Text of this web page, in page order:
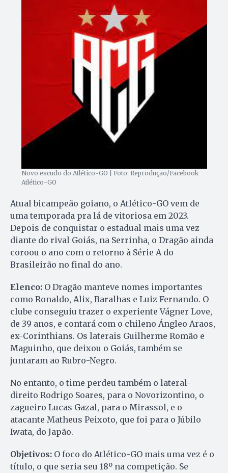
Novo escudo do Atlético-GO | Foto: Reprodução/Facebook
Atlético-GO
Atual bicampeão goiano, o Atlético-GO vem de
uma temporada pra lá de vitoriosa em 2023.
Depois de conquistar o estadual mais uma vez
diante do rival Goiás, na Serrinha, o Dragão ainda
coroou o ano com o retorno à Série A do
Brasileirão no final do ano.
Elenco: O Dragão manteve nomes importantes
como Ronaldo, Alix, Baralhas e Luiz Fernando. O
clube conseguiu trazer o experiente Vágner Love,
de 39 anos, e contará com o chileno Ángleo Araos,
ex-Corinthians. Os laterais Guilherme Romão e
Maguinho, que deixou o Goiás, também se
juntaram ao Rubro-Negro.
No entanto, o time perdeu também o lateral-
direito Rodrigo Soares, para o Novorizontino, o
zagueiro Lucas Gazal, para o Mirassol, e o
atacante Matheus Peixoto, que foi para o Júbilo
Iwata, do Japão.
Objetivos: O foco do Atlético-GO mais uma vez é o
título, o que seria seu 18º na competição. Se